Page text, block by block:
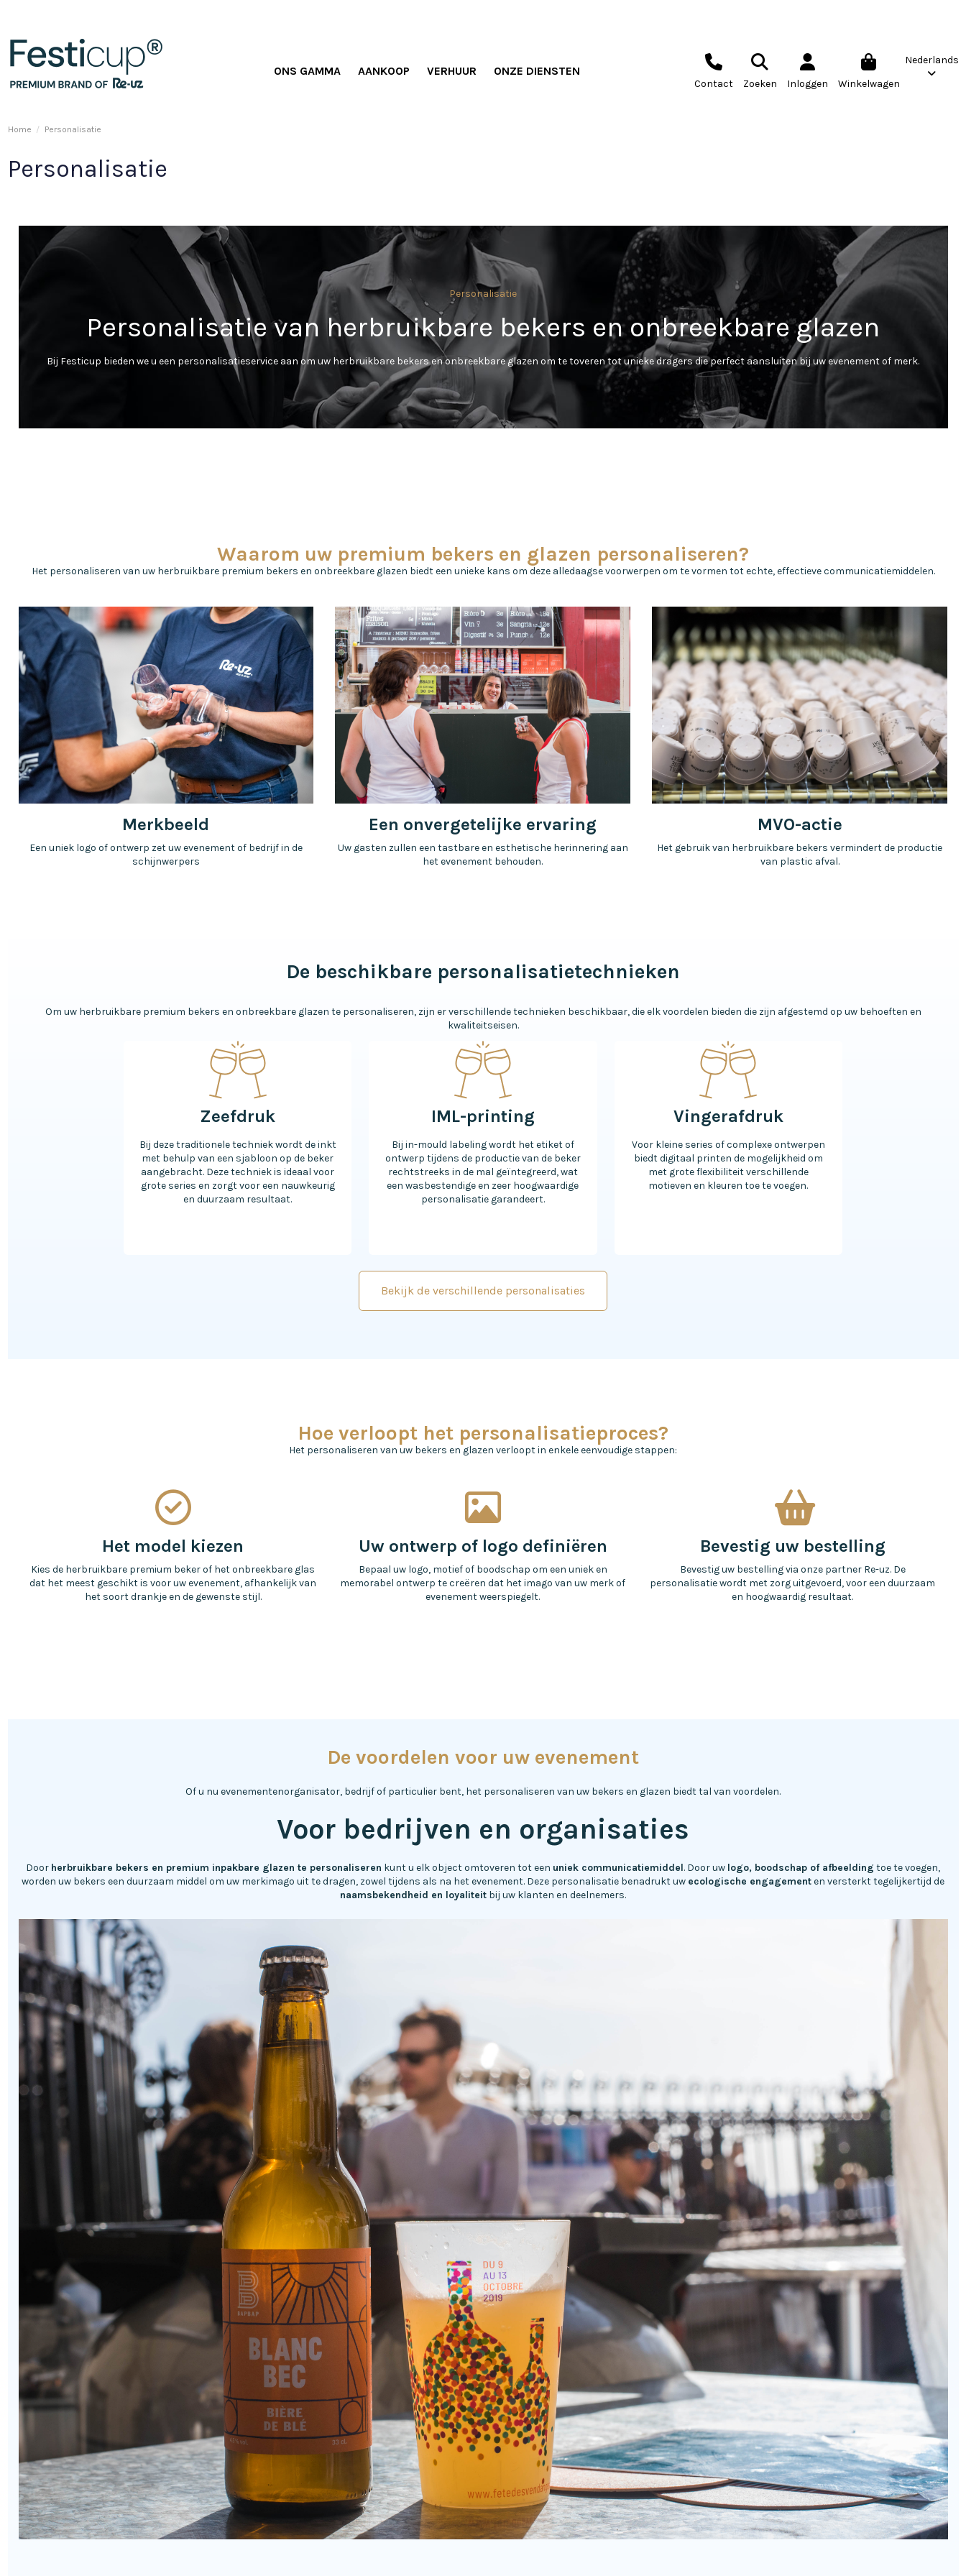
ONS GAMMA AANKOOP VERHUUR ONZE DIENSTEN
Contact Zoeken Inloggen Winkelwagen
Nederlands
Home Personalisatie
Personalisatie
Personalisatie
Personalisatie van herbruikbare bekers en onbreekbare glazen
Bij Festicup bieden we u een personalisatieservice aan om uw herbruikbare bekers en onbreekbare glazen om te toveren tot unieke dragers die perfect aansluiten bij uw evenement of merk.
Waarom uw premium bekers en glazen personaliseren?
Het personaliseren van uw herbruikbare premium bekers en onbreekbare glazen biedt een unieke kans om deze alledaagse voorwerpen om te vormen tot echte, effectieve communicatiemiddelen.
Merkbeeld
Een uniek logo of ontwerp zet uw evenement of bedrijf in de
schijnwerpers
Een onvergetelijke ervaring
Uw gasten zullen een tastbare en esthetische herinnering aan
het evenement behouden.
MVO-actie
Het gebruik van herbruikbare bekers vermindert de productie
van plastic afval.
De beschikbare personalisatietechnieken
Om uw herbruikbare premium bekers en onbreekbare glazen te personaliseren, zijn er verschillende technieken beschikbaar, die elk voordelen bieden die zijn afgestemd op uw behoeften en
kwaliteitseisen.
Zeefdruk
Bij deze traditionele techniek wordt de inkt
met behulp van een sjabloon op de beker
aangebracht. Deze techniek is ideaal voor
grote series en zorgt voor een nauwkeurig
en duurzaam resultaat.
IML-printing
Bij in-mould labeling wordt het etiket of
ontwerp tijdens de productie van de beker
rechtstreeks in de mal geïntegreerd, wat
een wasbestendige en zeer hoogwaardige
personalisatie garandeert.
Vingerafdruk
Voor kleine series of complexe ontwerpen
biedt digitaal printen de mogelijkheid om
met grote flexibiliteit verschillende
motieven en kleuren toe te voegen.
Bekijk de verschillende personalisaties
Hoe verloopt het personalisatieproces?
Het personaliseren van uw bekers en glazen verloopt in enkele eenvoudige stappen:
Het model kiezen
Kies de herbruikbare premium beker of het onbreekbare glas
dat het meest geschikt is voor uw evenement, afhankelijk van
het soort drankje en de gewenste stijl.
Uw ontwerp of logo definiëren
Bepaal uw logo, motief of boodschap om een uniek en
memorabel ontwerp te creëren dat het imago van uw merk of
evenement weerspiegelt.
Bevestig uw bestelling
Bevestig uw bestelling via onze partner Re-uz. De
personalisatie wordt met zorg uitgevoerd, voor een duurzaam
en hoogwaardig resultaat.
De voordelen voor uw evenement
Of u nu evenementenorganisator, bedrijf of particulier bent, het personaliseren van uw bekers en glazen biedt tal van voordelen.
Voor bedrijven en organisaties
Door herbruikbare bekers en premium inpakbare glazen te personaliseren kunt u elk object omtoveren tot een uniek communicatiemiddel. Door uw logo, boodschap of afbeelding toe te voegen,
worden uw bekers een duurzaam middel om uw merkimago uit te dragen, zowel tijdens als na het evenement. Deze personalisatie benadrukt uw ecologische engagementen versterkt tegelijkertijd de
naamsbekendheid en loyaliteit bij uw klanten en deelnemers.